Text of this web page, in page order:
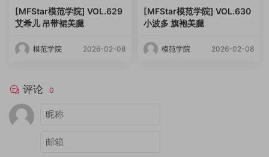
[MFStar模范学院] VOL.629
艾希儿 吊带裙美腿
模范学院 2026-02-08
[MFStar模范学院] VOL.630
小波多 旗袍美腿
模范学院 2026-02-08
评论 0